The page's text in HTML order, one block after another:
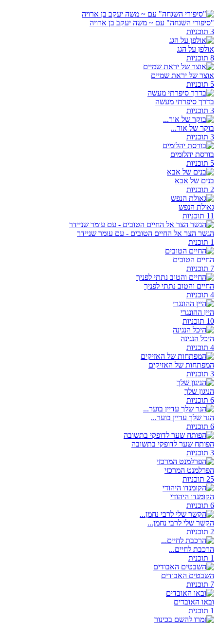
"סיפורי השגחה" עם ~ משה יעקב בן ארויה
3 תוכניות
אולפן על הגג
8 תוכניות
אוצר של יראת שמיים
5 תוכניות
בדרך סיפרתי מעשה
3 תוכניות
בוקר של אור...
3 תוכניות
בורסת יהלומים
5 תוכניות
בנים של אבא
2 תוכניות
גאולת הנפש
11 תוכניות
הגשר הצר אל החיים הטובים - עם עומר שניידר
1 תוכנית
החיים הטובים
7 תוכניות
החיים והטוב נתתי לפניך
4 תוכניות
היין ההונגרי
10 תוכניות
היכל הנגינה
4 תוכניות
המפתחות של האזיקים
3 תוכניות
הניגון שלך
6 תוכניות
הנר שלך עדיין בוער...
6 תוכניות
הפותח שער לדופקי בתשובה
3 תוכניות
הפרלמנט המרכזי
25 תוכניות
הקומנדו היהודי
6 תוכניות
הקשר שלי לרבי נחמן...
2 תוכניות
הרכבת לחיים...
1 תוכנית
השבטים האבודים
7 תוכניות
ובאו האובדים
1 תוכנית